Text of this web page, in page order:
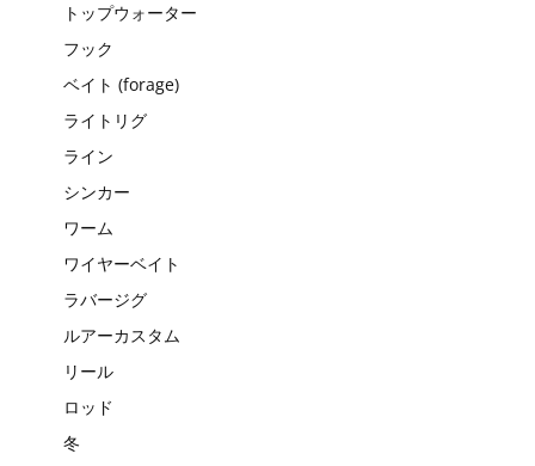
トップウォーター
フック
ベイト (forage)
ライトリグ
ライン
シンカー
ワーム
ワイヤーベイト
ラバージグ
ルアーカスタム
リール
ロッド
冬